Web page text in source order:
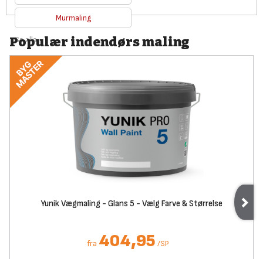
Murmaling
Se alle
Populær indendørs maling
Yunik Vægmaling - Glans 5 - Vælg Farve & Størrelse
fra 404,95 /SP